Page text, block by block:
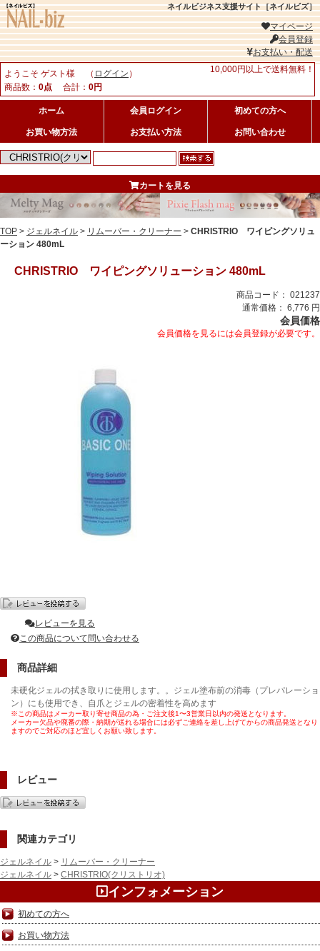
ネイルビジネス支援サイト［ネイルビズ］
マイページ
会員登録
お支払い・配送
ようこそ ゲスト様 （ ログイン ）
商品数： 0点 合計： 0円
10,000円以上で送料無料！
ホーム 会員ログイン 初めての方へ
お買い物方法 お支払い方法 お問い合わせ
カートを見る
TOP > ジェルネイル > リムーバー・クリーナー > CHRISTRIO ワイピングソリュ
ーション 480mL
CHRISTRIO ワイピングソリューション 480mL
商品コード： 021237
通常価格： 6,776 円
会員価格
会員価格を見るには会員登録が必要です。
レビューを見る
この商品について問い合わせる
商品詳細
未硬化ジェルの拭き取りに使用します。。ジェル塗布前の消毒（プレパレーショ
ン）にも使用でき、自爪とジェルの密着性を高めます
※この商品はメーカー取り寄せ商品の為・ご注文後1〜3営業日以内の発送となります。
メーカー欠品や廃番の際・納期が送れる場合には必ずご連絡を差し上げてからの商品発送となり
ますのでご対応のほど宜しくお願い致します。
レビュー
関連カテゴリ
ジェルネイル > リムーバー・クリーナー
ジェルネイル > CHRISTRIO(クリストリオ)
インフォメーション
初めての方へ
お買い物方法